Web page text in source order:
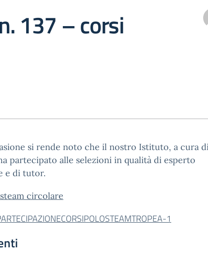
137 – corsi
si rende noto che il nostro Istituto, a cura
partecipato alle selezioni in qualità di esperto
e di tutor.
circolare
1